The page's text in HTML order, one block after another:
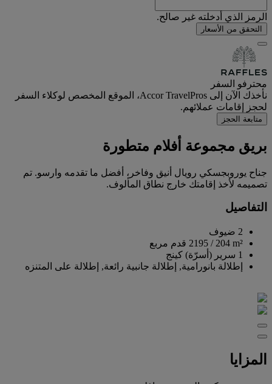
الرمز الذي أدخلته غير صالح.
التحقق من الأسعار
محترفو السفر
نأخذك الآن إلى Accor TravelPros، الموقع المخصص لوكلاء السفر
لحجز إقامات عملائهم.
متابعة الحجز
بريق مجموعة أفلام متطورة
جناح يوروبجسكي رويال أنيق وفاخر، أفضل ما تقدمه وارسو. تم
تصميمه لأخذ إقامتك خارج نطاق المألوف.
التفاصيل
2 ضيوف
204 m²
/ 2195 قدم مربع
1 سرير (أسرّة) كينج
إطلالة بانورامية, إطلالة جانبية رائعة, إطلالة على المتنزه
المزايا